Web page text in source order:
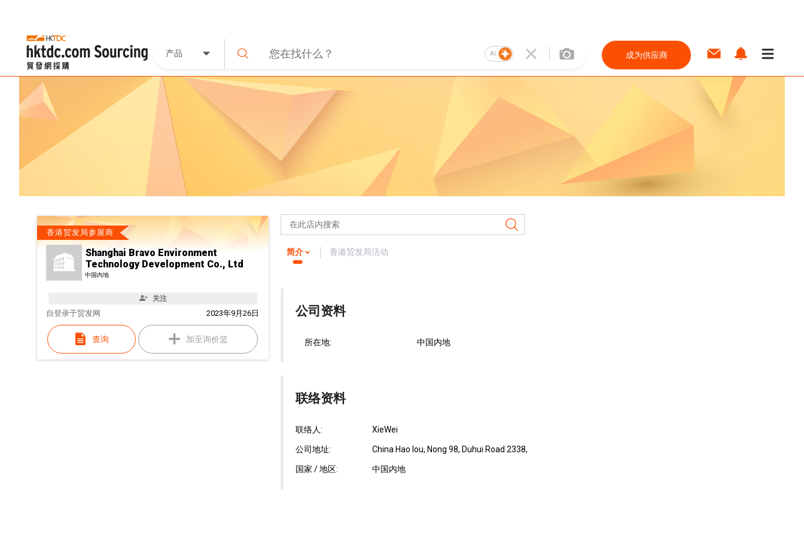
产品 AI 成为供应商
香港贸发局参展商
Shanghai Bravo Environment
Technology Development Co., Ltd
中国内地
关注
自 2023年9月26日
登录于贸发网
查询 加至询价篮
简介 香港贸发局活动
公司资料
所在地: 中国内地
联络资料
联络人: XieWei
公司地址: China Hao lou, Nong 98, Duhui Road 2338,
国家 / 地区: 中国内地